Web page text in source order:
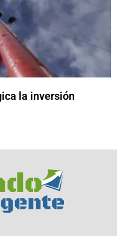
la inversión